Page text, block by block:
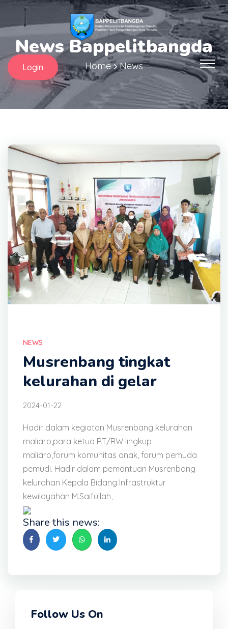
Login
News Bappelitbangda
Home News
NEWS
Musrenbang tingkat
kelurahan di gelar
2024-01-22
Hadir dalam kegiatan Musrenbang kelurahan
maliaro,para ketua RT/RW lingkup
maliaro,forum komunitas anak, forum pemuda
pemudi. Hadir dalam pemantuan Musrenbang
kelurahan Kepala Bidang Infrastruktur
kewilayahan M.Saifullah,
Share this news:
Follow Us On